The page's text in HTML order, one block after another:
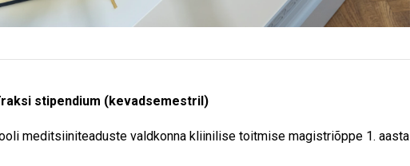
stipendium (kevadsemestril)
meditsiiniteaduste valdkonna kliinilise toitmise magistriõppe 1. aasta